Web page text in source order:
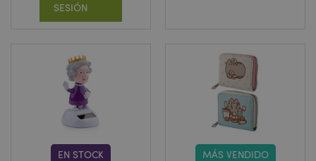
SESIÓN
EN STOCK MÁS VENDIDO